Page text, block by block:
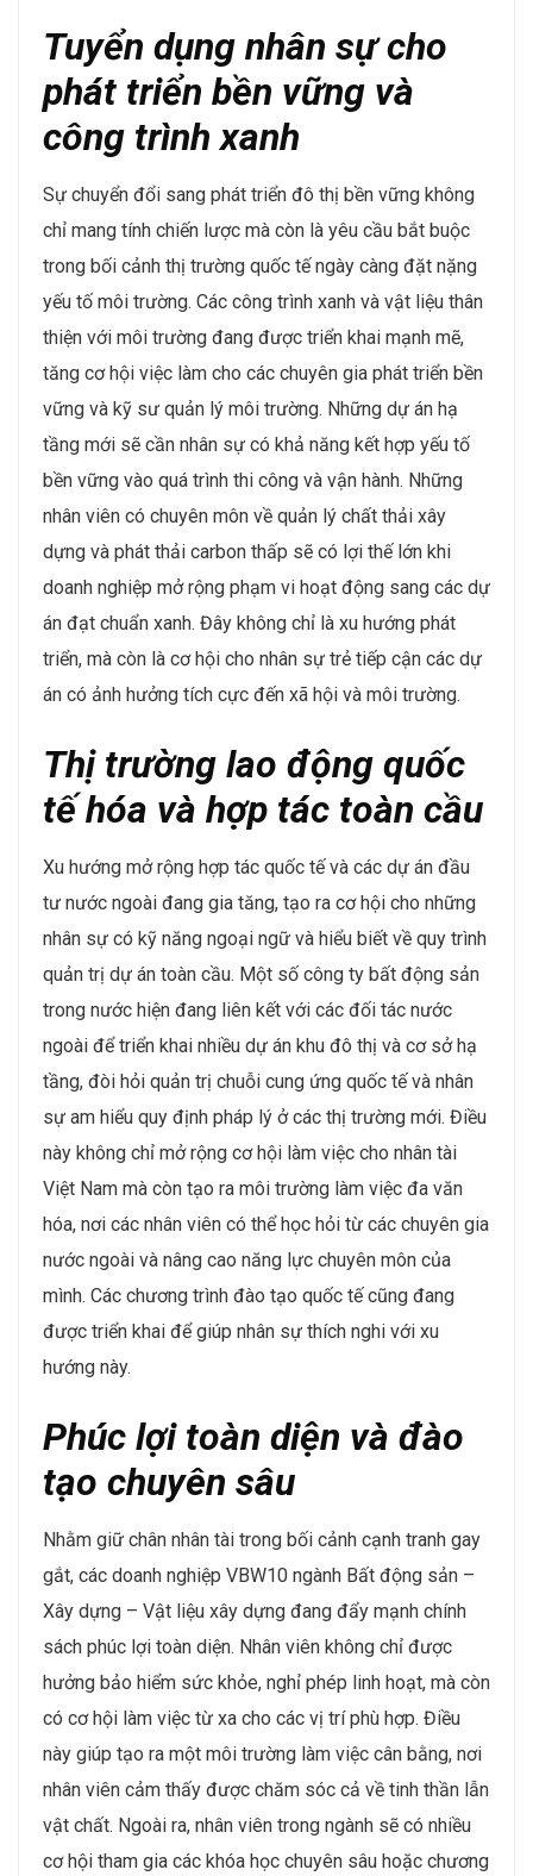
Tuyển dụng nhân sự cho
phát triển bền vững và
công trình xanh
Sự chuyển đổi sang phát triển đô thị bền vững không
chỉ mang tính chiến lược mà còn là yêu cầu bắt buộc
trong bối cảnh thị trường quốc tế ngày càng đặt nặng
yếu tố môi trường. Các công trình xanh và vật liệu thân
thiện với môi trường đang được triển khai mạnh mẽ,
tăng cơ hội việc làm cho các chuyên gia phát triển bền
vững và kỹ sư quản lý môi trường. Những dự án hạ
tầng mới sẽ cần nhân sự có khả năng kết hợp yếu tố
bền vững vào quá trình thi công và vận hành​. Những
nhân viên có chuyên môn về quản lý chất thải xây
dựng và phát thải carbon thấp sẽ có lợi thế lớn khi
doanh nghiệp mở rộng phạm vi hoạt động sang các dự
án đạt chuẩn xanh. Đây không chỉ là xu hướng phát
triển, mà còn là cơ hội cho nhân sự trẻ tiếp cận các dự
án có ảnh hưởng tích cực đến xã hội và môi trường​.
Thị trường lao động quốc
tế hóa và hợp tác toàn cầu
Xu hướng mở rộng hợp tác quốc tế và các dự án đầu
tư nước ngoài đang gia tăng, tạo ra cơ hội cho những
nhân sự có kỹ năng ngoại ngữ và hiểu biết về quy trình
quản trị dự án toàn cầu. Một số công ty bất động sản
trong nước hiện đang liên kết với các đối tác nước
ngoài để triển khai nhiều dự án khu đô thị và cơ sở hạ
tầng, đòi hỏi quản trị chuỗi cung ứng quốc tế và nhân
sự am hiểu quy định pháp lý ở các thị trường mới​. Điều
này không chỉ mở rộng cơ hội làm việc cho nhân tài
Việt Nam mà còn tạo ra môi trường làm việc đa văn
hóa, nơi các nhân viên có thể học hỏi từ các chuyên gia
nước ngoài và nâng cao năng lực chuyên môn của
mình. Các chương trình đào tạo quốc tế cũng đang
được triển khai để giúp nhân sự thích nghi với xu
hướng này​.
Phúc lợi toàn diện và đào
tạo chuyên sâu
Nhằm giữ chân nhân tài trong bối cảnh cạnh tranh gay
gắt, các doanh nghiệp VBW10 ngành Bất động sản –
Xây dựng – Vật liệu xây dựng đang đẩy mạnh chính
sách phúc lợi toàn diện. Nhân viên không chỉ được
hưởng bảo hiểm sức khỏe, nghỉ phép linh hoạt, mà còn
có cơ hội làm việc từ xa cho các vị trí phù hợp. Điều
này giúp tạo ra một môi trường làm việc cân bằng, nơi
nhân viên cảm thấy được chăm sóc cả về tinh thần lẫn
vật chất​. Ngoài ra, nhân viên trong ngành sẽ có nhiều
cơ hội tham gia các khóa học chuyên sâu hoặc chương